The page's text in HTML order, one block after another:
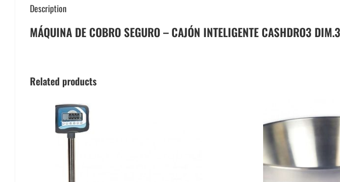
Description
MÁQUINA DE COBRO SEGURO – CAJÓN INTELIGENTE CASHDRO3
Related products